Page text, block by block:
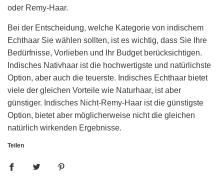
oder Remy-Haar.
Bei der Entscheidung, welche Kategorie von indischem
Echthaar Sie wählen sollten, ist es wichtig, dass Sie Ihre
Bedürfnisse, Vorlieben und Ihr Budget berücksichtigen.
Indisches Nativhaar ist die hochwertigste und natürlichste
Option, aber auch die teuerste. Indisches Echthaar bietet
viele der gleichen Vorteile wie Naturhaar, ist aber
günstiger. Indisches Nicht-Remy-Haar ist die günstigste
Option, bietet aber möglicherweise nicht die gleichen
natürlich wirkenden Ergebnisse.
Teilen